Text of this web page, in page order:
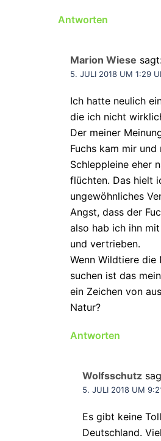
Antworten
Marion Wiese
5. JULI 2018 UM 1:29
Ich hatte neulich
die ich nicht
Der meiner
Fuchs kam mir
Schleppleine eher
flüchten. Das hielt
ungewöhnliches
Angst, dass der
also hab ich ihn
und vertrieben.
Wenn Wildtiere die
suchen ist das
ein Zeichen von
Natur?
Antworten
Wolfsschutz
5. JULI 2018 UM
Es gibt keine
Deutschland.